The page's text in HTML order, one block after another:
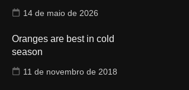
14 de maio de 2026
Oranges are best in cold
season
11 de novembro de 2018